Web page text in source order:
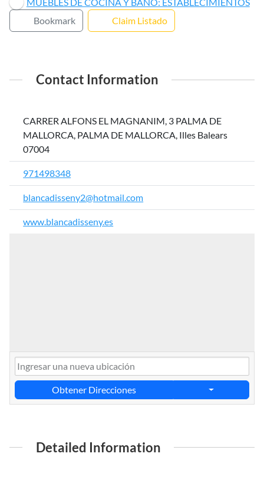
MUEBLES DE COCINA Y BAÑO: ESTABLECIMIENTOS
Bookmark
Claim Listado
Contact Information
CARRER ALFONS EL MAGNANIM, 3 PALMA DE
MALLORCA, PALMA DE MALLORCA, Illes Balears
07004
971498348
blancadisseny2@hotmail.com
www.blancadisseny.es
Obtener Direcciones
Detailed Information